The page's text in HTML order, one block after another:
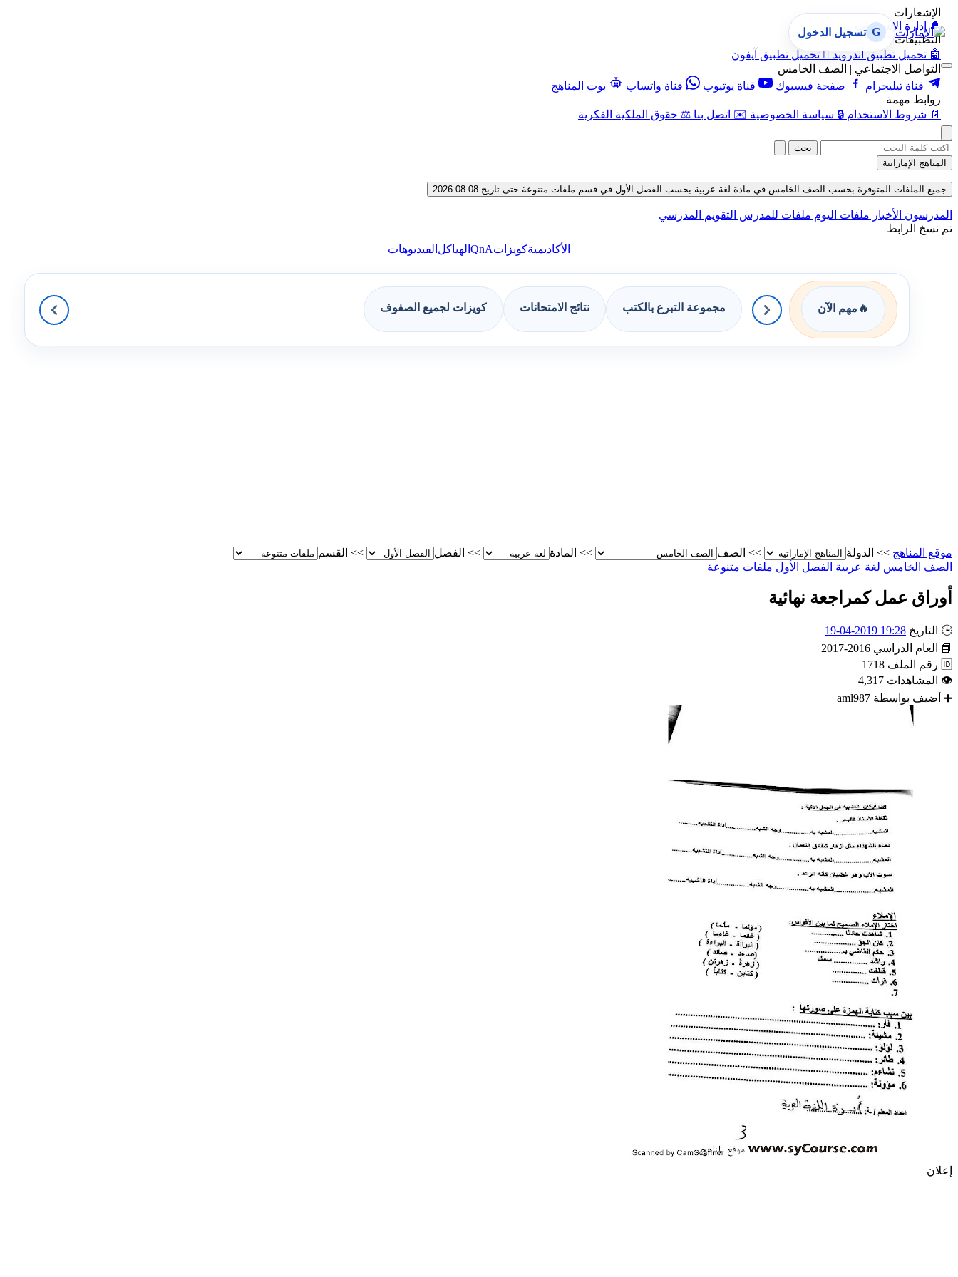
الإشعارات
🔔 إدارة الإشعارات
التطبيقات
🤖 تحميل تطبيق أندرويد  تحميل تطبيق آيفون
التواصل الاجتماعي | الصف الخامس
قناة تيليجرام
صفحة فيسبوك قناة يوتيوب قناة واتساب
بوت المناهج
روابط مهمة
📄 شروط الاستخدام 🔒 سياسة الخصوصية ✉️ اتصل بنا ⚖️ حقوق الملكية الفكرية
G تسجيل الدخول
بحث
المناهج الإماراتية
جميع الملفات المتوفرة بحسب الصف الخامس في مادة لغة عربية بحسب الفصل الأول في قسم ملفات متنوعة حتى تاريخ 08-08-2026
المدرسون الأخبار ملفات اليوم ملفات للمدرس التقويم المدرسي
تم نسخ الرابط
الأكاديميةكويزاتQnA الهياكل الفيديوهات
🔥 مهم الآن مجموعة التبرع بالكتب نتائج الامتحانات كويزات لجميع الصفوف
موقع المناهج >> الدولة >> الصف >> المادة >> الفصل >> القسم
الصف الخامس لغة عربية الفصل الأول ملفات متنوعة
أوراق عمل كمراجعة نهائية
🕒 التاريخ 19:28 2019-04-19
📘
العام الدراسي 2016-2017
🆔 رقم الملف 1718
👁 المشاهدات 4,317
➕ أضيف بواسطة aml987
إعلان